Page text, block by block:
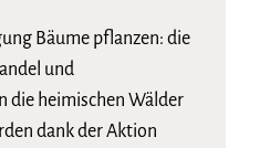
Bäume pflanzen: die
und
die heimischen Wälder
dank der Aktion